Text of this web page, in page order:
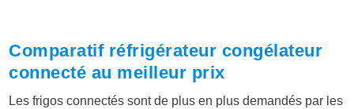
Comparatif réfrigérateur congélateur
connecté au meilleur prix
Les frigos connectés sont de plus en plus demandés par les